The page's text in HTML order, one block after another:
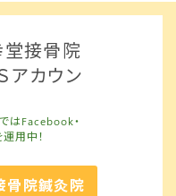
堂接骨院
アカウン
はFacebook・
用中！
骨院鍼灸院